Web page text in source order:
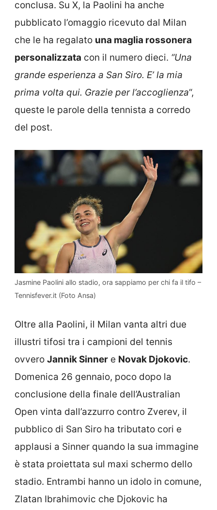
conclusa. Su X, la Paolini ha anche
pubblicato l’omaggio ricevuto dal Milan
che le ha regalato una maglia rossonera
personalizzata con il numero dieci. “Una
grande esperienza a San Siro. E’ la mia
prima volta qui. Grazie per l’accoglienza“,
queste le parole della tennista a corredo
del post.
Jasmine Paolini allo stadio, ora sappiamo per chi fa il tifo –
Tennisfever.it (Foto Ansa)
Oltre alla Paolini, il Milan vanta altri due
illustri tifosi tra i campioni del tennis
ovvero Jannik Sinner e Novak Djokovic.
Domenica 26 gennaio, poco dopo la
conclusione della finale dell’Australian
Open vinta dall’azzurro contro Zverev, il
pubblico di San Siro ha tributato cori e
applausi a Sinner quando la sua immagine
è stata proiettata sul maxi schermo dello
stadio. Entrambi hanno un idolo in comune,
Zlatan Ibrahimovic che Djokovic ha